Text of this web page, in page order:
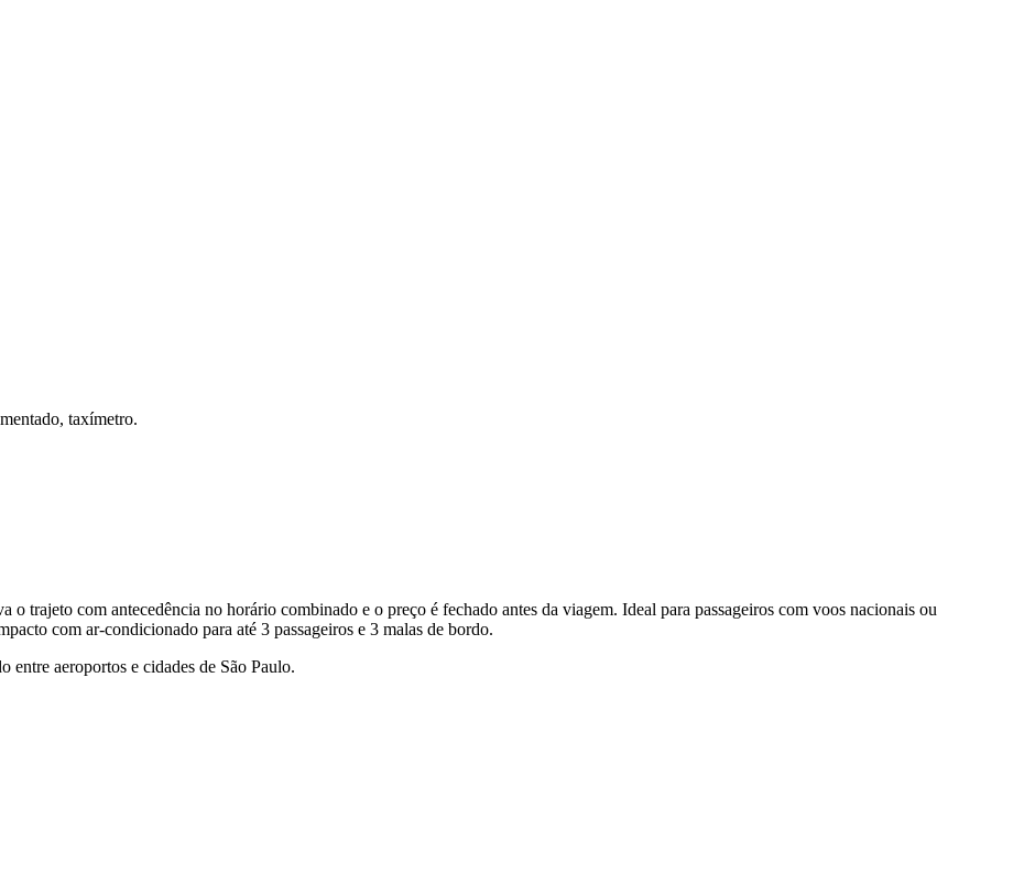
taxímetro.
trajeto com antecedência no horário combinado e o preço é fechado antes da viagem. Ideal para passageiros com voos nacionais ou
com ar-condicionado para até 3 passageiros e 3 malas de bordo.
entre aeroportos e cidades de São Paulo.